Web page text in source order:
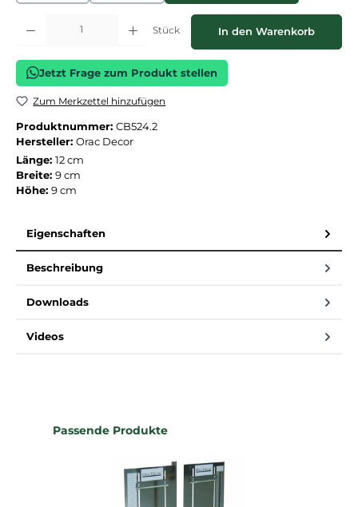
Produkt Anzahl: Gib den gewünschten Wert ein oder benutze die
Stück In den Warenkorb
Jetzt Frage zum Produkt stellen
Zum Merkzettel hinzufügen
Produktnummer: CB524.2
Hersteller: Orac Decor
Länge: 12 cm
Breite: 9 cm
Höhe: 9 cm
Eigenschaften
Beschreibung
Downloads
Videos
Produktgalerie überspringen
Passende Produkte